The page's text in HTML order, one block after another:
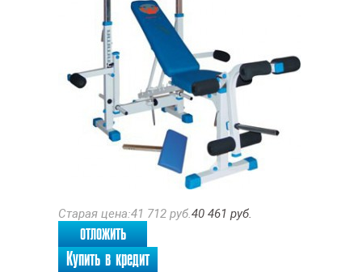
Старая цена:41 712 руб.40 461 руб.
отложить
Купить в кредит